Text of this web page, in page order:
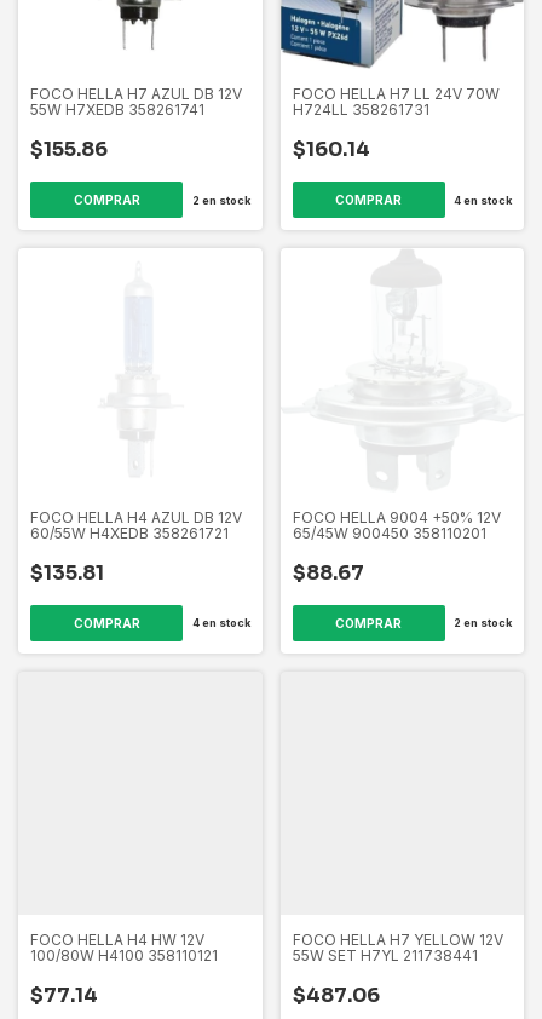
FOCO HELLA H7 AZUL DB 12V
55W H7XEDB 358261741
$155.86
2 en stock
FOCO HELLA H7 LL 24V 70W
H724LL 358261731
$160.14
4en stock
FOCO HELLA H4 AZUL DB 12V
60/55W H4XEDB 358261721
$135.81
4en stock
FOCO HELLA 9004 +50% 12V
65/45W 900450 358110201
$88.67
2 en stock
FOCO HELLA H4 HW 12V
100/80W H4100 358110121
$77.14
FOCO HELLA H7 YELLOW 12V
55W SET H7YL 211738441
$487.06